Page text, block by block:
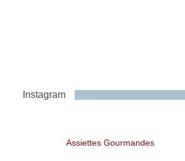
Instagram
Assiettes Gourmandes